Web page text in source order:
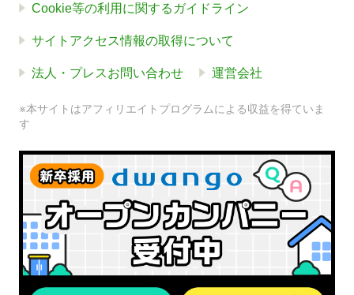
Cookie等の利用に関するガイドライン
サイトアクセス情報の取得について
法人・プレスお問い合わせ 運営会社
※本サイトはアフィリエイトプログラムによる収益を得ていま
す